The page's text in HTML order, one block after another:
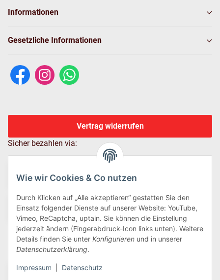
Wie wir Cookies & Co nutzen
Durch Klicken auf „Alle akzeptieren“ gestatten Sie den
Einsatz folgender Dienste auf unserer Website: YouTube,
Vimeo, ReCaptcha, uptain. Sie können die Einstellung
jederzeit ändern (Fingerabdruck-Icon links unten). Weitere
Details finden Sie unter Konfigurieren und in unserer
Datenschutzerklärung.
Impressum Datenschutz
Informationen
Gesetzliche Informationen
Vertrag widerrufen
Sicher bezahlen via:
Wir versenden via: